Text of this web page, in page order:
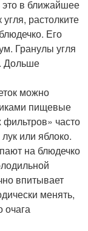
это в ближайшее
растолките
Его
Гранулы угля
Дольше
можно
пищевые
фильтров» часто
или яблоко.
на блюдечко
впитывает
менять,
очага